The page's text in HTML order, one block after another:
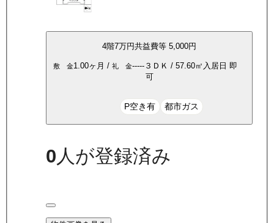
4階7万円共益費等 5,000円
敷 金1.00ヶ月 / 礼 金----- ３ＤＫ / 57.60㎡ 入居日 即
可
P空き有 都市ガス
0人が登録済み